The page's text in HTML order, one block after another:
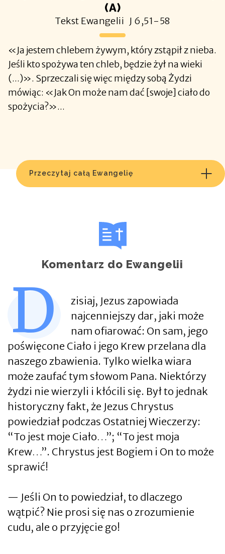
(A)
Tekst Ewangelii J 6,51-58
«Ja jestem chlebem żywym, który zstąpił z nieba.
Jeśli kto spożywa ten chleb, będzie żył na wieki
(...)». Sprzeczali się więc między sobą Żydzi
mówiąc: «Jak On może nam dać [swoje] ciało do
spożycia?»...
Przeczytaj całą Ewangelię
Komentarz do Ewangelii
D
zisiaj, Jezus zapowiada
najcenniejszy dar, jaki może
nam ofiarować: On sam, jego
poświęcone Ciało i jego Krew przelana dla
naszego zbawienia. Tylko wielka wiara
może zaufać tym słowom Pana. Niektórzy
żydzi nie wierzyli i kłócili się. Był to jednak
historyczny fakt, że Jezus Chrystus
powiedział podczas Ostatniej Wieczerzy:
“To jest moje Ciało…”; “To jest moja
Krew…”. Chrystus jest Bogiem i On to może
sprawić!
— Jeśli On to powiedział, to dlaczego
wątpić? Nie prosi się nas o zrozumienie
cudu, ale o przyjęcie go!